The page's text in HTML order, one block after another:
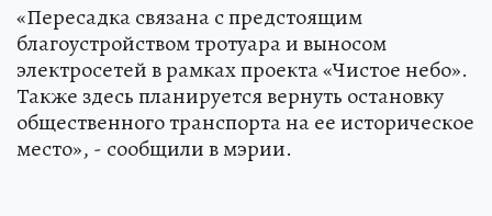
«Пересадка связана с предстоящим
благоустройством тротуара и выносом
электросетей в рамках проекта «Чистое небо».
Также здесь планируется вернуть остановку
общественного транспорта на ее историческое
место», - сообщили в мэрии.